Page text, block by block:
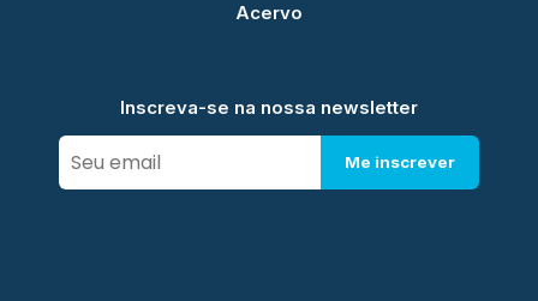
Acervo
Inscreva-se na nossa newsletter
Me inscrever